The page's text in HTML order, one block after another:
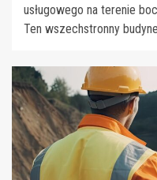
usługowego na terenie
Ten wszechstronny